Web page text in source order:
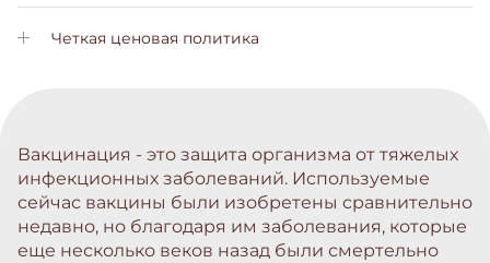
Вам не нужно будет обращаться в другие больницы. Все
услуги вы сможете получить у нас
Четкая ценовая политика
Вакцинация - это защита организма от тяжелых
инфекционных заболеваний. Используемые
сейчас вакцины были изобретены сравнительно
недавно, но благодаря им заболевания, которые
еще несколько веков назад были смертельно